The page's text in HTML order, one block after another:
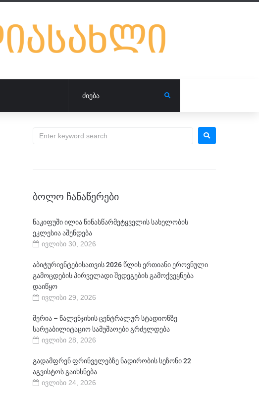
ᲑᲝᲚᲝ ᲩᲐᲜᲐᲬᲔᲠᲔᲑᲘ
ნაკიფუში ილია წინასწარმეტყველის სახელობის
ეკლესია აშენდება
ივლისი 30, 2026
აბიტურიენტებისათვის 2026 წლის ერთიანი ეროვნული
გამოცდების პირველადი შედეგების გამოქვეყნება
დაიწყო
ივლისი 29, 2026
მერია – წალენჯიხის ცენტრალურ სტადიონზე
სარეაბილიტაციო სამუშაოები გრძელდება
ივლისი 28, 2026
გადამფრენ ფრინველებზე ნადირობის სეზონი 22
აგვისტოს გაიხსნება
ივლისი 24, 2026